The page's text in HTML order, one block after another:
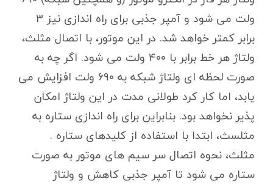
ولت می شود و آمپر جذبی برای راه اندازی نیز ۳
برابر کمتر خواهد شد. در این موتور، با اتصال مثلث،
ولتاژ هر خط برابر با ۴۰۰ ولت می شود. اگر چه به
صورت لحظه ای ولتاژ شبکه به ۶۹۰ ولت افزایش می
یابد، اما کار کرد طولانی مدت در این ولتاژ امکان
پذیر نخواهد بود. بنابراین برای راه اندازی ستاره به
مثلسث، ابتدا با استفاده از کلیدهای ستاره .
مثلث، نحوه اتصال سر سیم های موتور به صورت
ستاره می شود تا آمپر جذبی کاهش و ولتاژ